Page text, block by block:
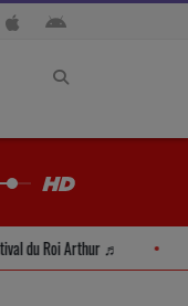
du Roi Arthur ♬